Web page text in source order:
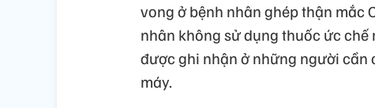
vong ở bệnh nhân ghép thận mắc
nhân không sử dụng thuốc ức
được ghi nhận ở những người
máy.